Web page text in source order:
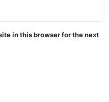
in this browser for the next